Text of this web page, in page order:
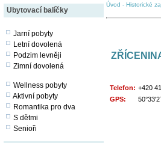
Ubytovací balíčky
Jarní pobyty
Letní dovolená
Podzim levněji
Zimní dovolená
Wellness pobyty
Aktivní pobyty
Romantika pro dva
S dětmi
Senioři
Úvod - Historické
Telefon: +420
GPS: